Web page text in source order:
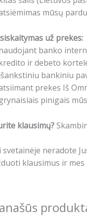
mūsų
už prekes:
banko
ir debeto
bankiniu
prekes Iš
pinigais
klausimų?
svetainėje neradote
klausimus ir